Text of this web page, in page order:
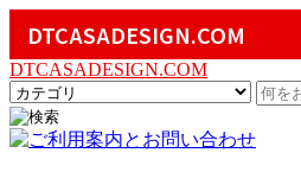
DTCASADESIGN.COM
DTCASADESIGN.COM